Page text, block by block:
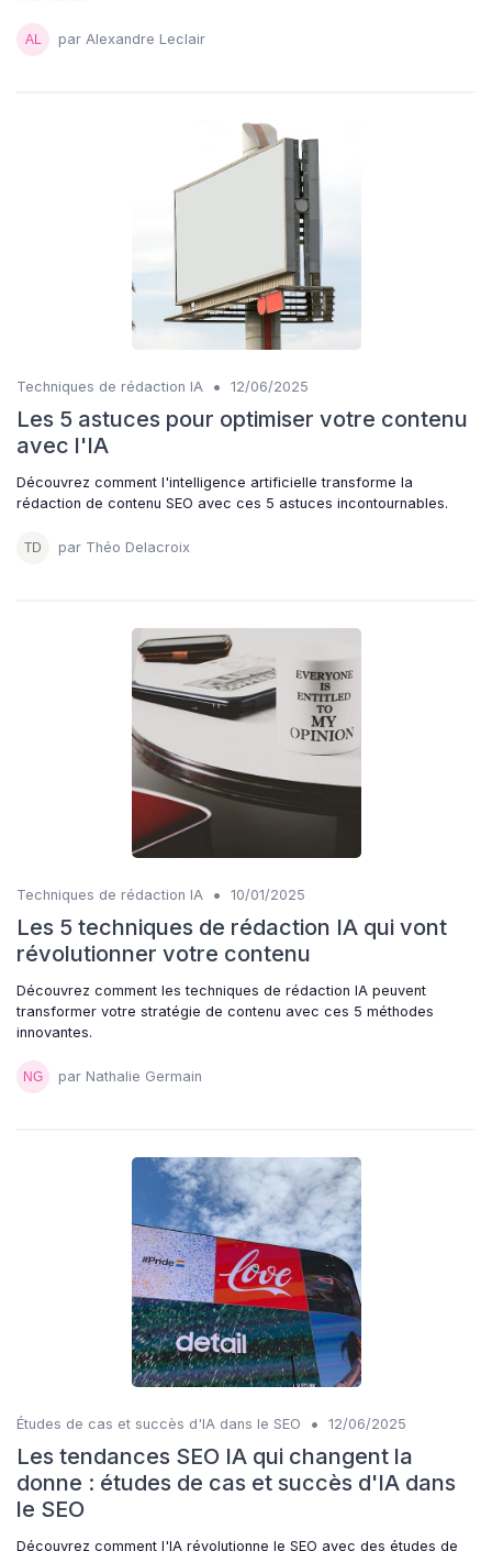
par Alexandre Leclair
Techniques de rédaction IA • 12/06/2025
Les 5 astuces pour optimiser votre contenu
avec l'IA
Découvrez comment l'intelligence artificielle transforme la
rédaction de contenu SEO avec ces 5 astuces incontournables.
par Théo Delacroix
Techniques de rédaction IA • 10/01/2025
Les 5 techniques de rédaction IA qui vont
révolutionner votre contenu
Découvrez comment les techniques de rédaction IA peuvent
transformer votre stratégie de contenu avec ces 5 méthodes
innovantes.
par Nathalie Germain
Études de cas et succès d'IA dans le SEO • 12/06/2025
Les tendances SEO IA qui changent la
donne : études de cas et succès d'IA dans
le SEO
Découvrez comment l'IA révolutionne le SEO avec des études de